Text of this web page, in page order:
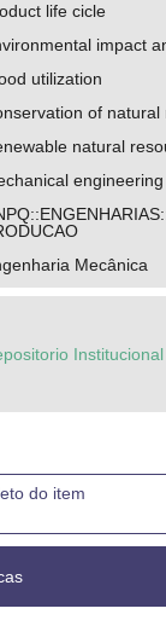
life cicle
impact
utilization
of natural
natural
engineering
Mecânica
do item